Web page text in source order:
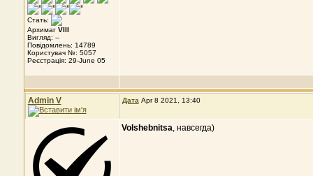
Стать:
Архимаг VIII
Вигляд: --
Повідомлень: 14789
Користувач №: 5057
Реєстрація: 29-June 05
Admin V Дата Apr 8 2021, 13:40
Volshebnitsa, навсегда)